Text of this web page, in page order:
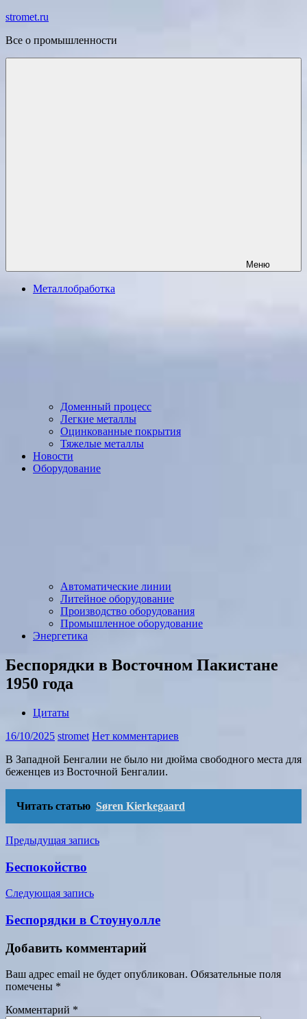
Перейти
содержимому
stromet.ru
Все о промышленности
Меню
Металлобработка
Доменный процесс
Легкие металлы
Оцинкованные покрытия
Тяжелые металлы
Новости
Оборудование
Автоматические линии
Литейное оборудование
Производство оборудования
Промышленное оборудование
Энергетика
Беспорядки в Восточном Пакистане
1950 года
Цитаты
16/10/2025 stromet Нет комментариев
В Западной Бенгалии не было ни дюйма свободного места для
беженцев из Восточной Бенгалии.
Читать статью Søren Kierkegaard
Навигация
по
Предыдущая запись
Беспокойство
Следующая запись
Беспорядки в Стоунуолле
Добавить комментарий
Ваш адрес email не будет опубликован. Обязательные поля
помечены *
Комментарий *